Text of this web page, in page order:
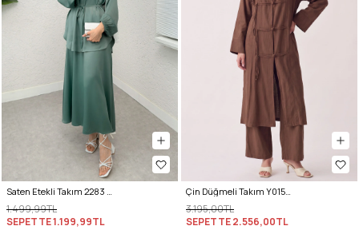
Saten Etekli Takım 2283 - MİNT YEŞİLİ
1.499,99TL
SEPETTE1.199,99TL
Çin Düğmeli Takım Y0157 - KİREMİT
3.195,00TL
SEPETTE2.556,00TL